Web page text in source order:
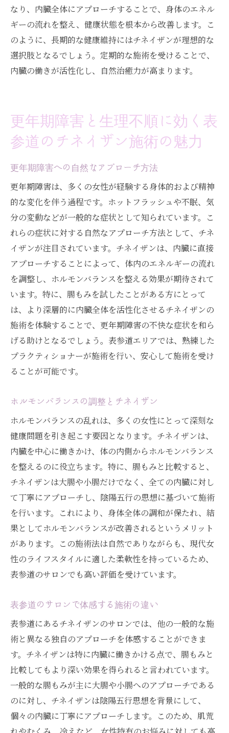
なり、内臓全体にアプローチすることで、身体のエネル
ギーの流れを整え、健康状態を根本から改善します。こ
のように、長期的な健康維持にはチネイザンが理想的な
選択肢となるでしょう。定期的な施術を受けることで、
内臓の働きが活性化し、自然治癒力が高まります。
更年期障害と生理不順に効く表
参道のチネイザン施術の魅力
更年期障害への自然なアプローチ方法
更年期障害は、多くの女性が経験する身体的および精神
的な変化を伴う過程です。ホットフラッシュや不眠、気
分の変動などが一般的な症状として知られています。こ
れらの症状に対する自然なアプローチ方法として、チネ
イザンが注目されています。チネイザンは、内臓に直接
アプローチすることによって、体内のエネルギーの流れ
を調整し、ホルモンバランスを整える効果が期待されて
います。特に、腸もみを試したことがある方にとって
は、より深層的に内臓全体を活性化させるチネイザンの
施術を体験することで、更年期障害の不快な症状を和ら
げる助けとなるでしょう。表参道エリアでは、熟練した
プラクティショナーが施術を行い、安心して施術を受け
ることが可能です。
ホルモンバランスの調整とチネイザン
ホルモンバランスの乱れは、多くの女性にとって深刻な
健康問題を引き起こす要因となります。チネイザンは、
内臓を中心に働きかけ、体の内側からホルモンバランス
を整えるのに役立ちます。特に、腸もみと比較すると、
チネイザンは大腸や小腸だけでなく、全ての内臓に対し
て丁寧にアプローチし、陰陽五行の思想に基づいて施術
を行います。これにより、身体全体の調和が保たれ、結
果としてホルモンバランスが改善されるというメリット
があります。この施術法は自然でありながらも、現代女
性のライフスタイルに適した柔軟性を持っているため、
表参道のサロンでも高い評価を受けています。
表参道のサロンで体感する施術の違い
表参道にあるチネイザンのサロンでは、他の一般的な施
術と異なる独自のアプローチを体感することができま
す。チネイザンは特に内臓に働きかける点で、腸もみと
比較してもより深い効果を得られると言われています。
一般的な腸もみが主に大腸や小腸へのアプローチである
のに対し、チネイザンは陰陽五行思想を背景にして、
個々の内臓に丁寧にアプローチします。このため、肌荒